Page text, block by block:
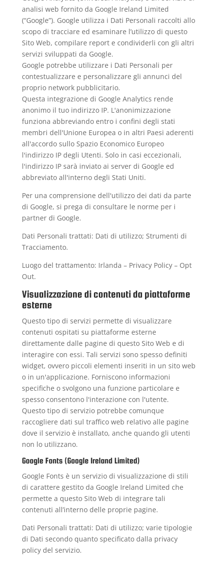
analisi web fornito da Google Ireland Limited
(“Google”). Google utilizza i Dati Personali raccolti allo
scopo di tracciare ed esaminare l’utilizzo di questo
Sito Web, compilare report e condividerli con gli altri
servizi sviluppati da Google.
Google potrebbe utilizzare i Dati Personali per
contestualizzare e personalizzare gli annunci del
proprio network pubblicitario.
Questa integrazione di Google Analytics rende
anonimo il tuo indirizzo IP. L'anonimizzazione
funziona abbreviando entro i confini degli stati
membri dell'Unione Europea o in altri Paesi aderenti
all'accordo sullo Spazio Economico Europeo
l'indirizzo IP degli Utenti. Solo in casi eccezionali,
l'indirizzo IP sarà inviato ai server di Google ed
abbreviato all'interno degli Stati Uniti.
Per una comprensione dell'utilizzo dei dati da parte
di Google, si prega di consultare le norme per i
partner di Google.
Dati Personali trattati: Dati di utilizzo; Strumenti di
Tracciamento.
Luogo del trattamento: Irlanda – Privacy Policy– Opt
Out.
Visualizzazione di contenuti da piattaforme
esterne
Questo tipo di servizi permette di visualizzare
contenuti ospitati su piattaforme esterne
direttamente dalle pagine di questo Sito Web e di
interagire con essi. Tali servizi sono spesso definiti
widget, ovvero piccoli elementi inseriti in un sito web
o in un'applicazione. Forniscono informazioni
specifiche o svolgono una funzione particolare e
spesso consentono l'interazione con l'utente.
Questo tipo di servizio potrebbe comunque
raccogliere dati sul traffico web relativo alle pagine
dove il servizio è installato, anche quando gli utenti
non lo utilizzano.
Google Fonts (Google Ireland Limited)
Google Fonts è un servizio di visualizzazione di stili
di carattere gestito da Google Ireland Limited che
permette a questo Sito Web di integrare tali
contenuti all’interno delle proprie pagine.
Dati Personali trattati: Dati di utilizzo; varie tipologie
di Dati secondo quanto specificato dalla privacy
policy del servizio.